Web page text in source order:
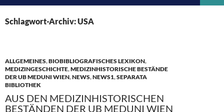
INHALT
SPRINGEN
Schlagwort-Archiv: USA
ALLGEMEINES,BIOBIBLIOGRAFISCHES LEXIKON,
MEDIZINGESCHICHTE,MEDIZINHISTORISCHE BESTÄNDE
DER UB MEDUNI WIEN,NEWS,NEWS1,SEPARATA
BIBLIOTHEK
AUS DEN MEDIZINHISTORISCHEN
BESTÄNDEN DER UB MEDUNI WIEN